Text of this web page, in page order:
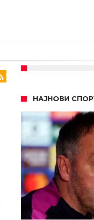
НАЈНОВИ